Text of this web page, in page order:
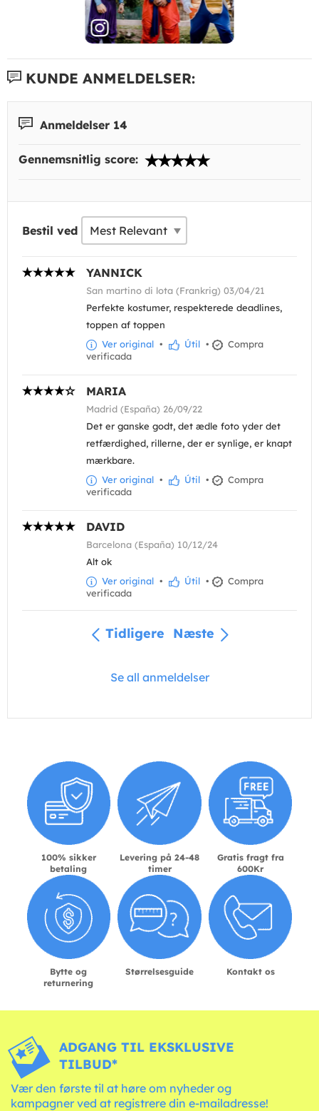
KUNDE ANMELDELSER:
Anmeldelser 14
Gennemsnitlig score:
Bestil ved
YANNICK
San martino di lota (Frankrig) 03/04/21
Perfekte kostumer, respekterede deadlines,
toppen af toppen
Ver original • Útil •
Compra
verificada
MARIA
Madrid (España) 26/09/22
Det er ganske godt, det ædle foto yder det
retfærdighed, rillerne, der er synlige, er knapt
mærkbare.
Ver original • Útil •
Compra
verificada
DAVID
Barcelona (España) 10/12/24
Alt ok
Ver original • Útil •
Compra
verificada
Tidligere Næste
Se all anmeldelser
100% sikker
betaling
Levering på 24-48
timer
Gratis fragt fra
600Kr
Bytte og
returnering
Størrelsesguide Kontakt os
ADGANG TIL EKSKLUSIVE
TILBUD*
Vær den første til at høre om nyheder og
kampagner ved at registrere din e-mailadresse!